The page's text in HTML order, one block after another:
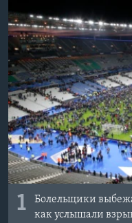
Learning English
СОЦИАЛЬНЫЕ СЕТИ
Языки
1
Болельщики
как услышали